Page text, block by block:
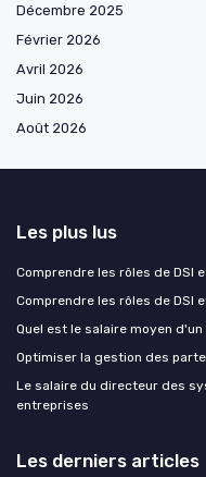
Décembre 2025
Février 2026
Avril 2026
Juin 2026
Août 2026
Les plus lus
Comprendre les rôles de DSI
Comprendre les rôles de DSI
Quel est le salaire moyen d'un
Optimiser la gestion des
Le salaire du directeur des
entreprises
Les derniers articles